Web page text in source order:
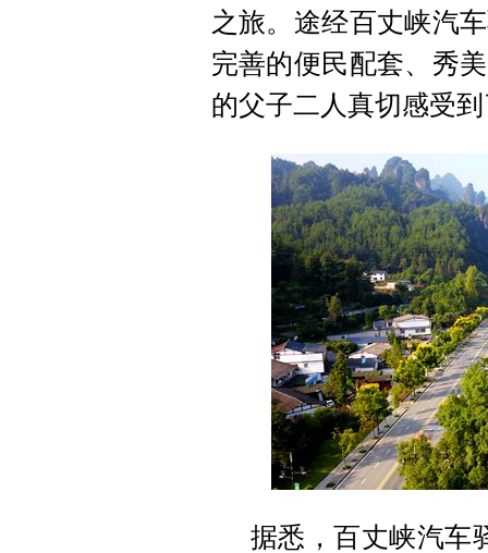
之旅。途经百丈峡汽
完善的便民配套、秀
的父子二人真切感受
据悉，百丈峡汽车